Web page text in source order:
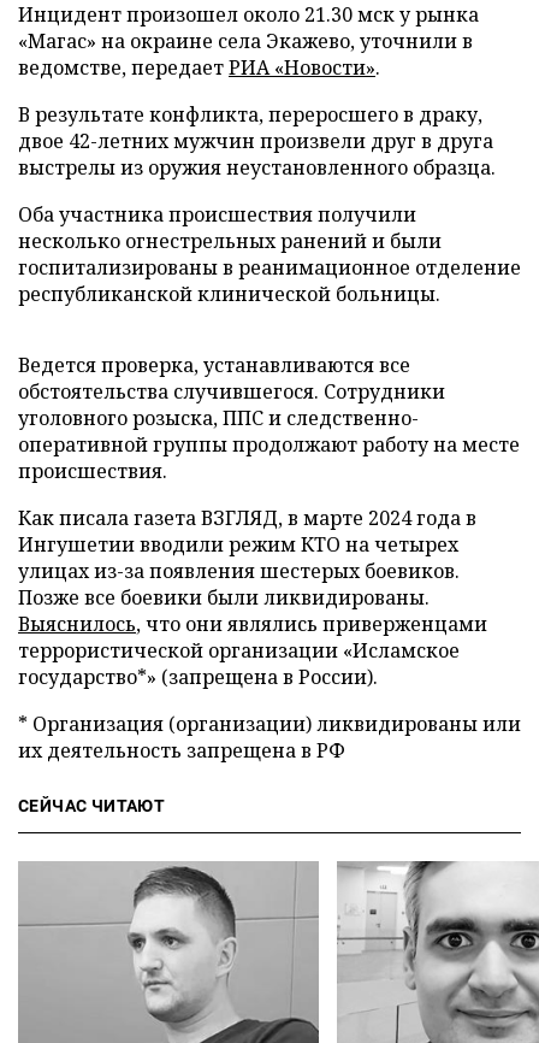
Инцидент произошел около 21.30 мск у рынка
«Магас» на окраине села Экажево, уточнили в
ведомстве, передаетРИА «Новости».
В результате конфликта, переросшего в драку,
двое 42-летних мужчин произвели друг в друга
выстрелы из оружия неустановленного образца.
Оба участника происшествия получили
несколько огнестрельных ранений и были
госпитализированы в реанимационное отделение
республиканской клинической больницы.
Ведется проверка, устанавливаются все
обстоятельства случившегося. Сотрудники
уголовного розыска, ППС и следственно-
оперативной группы продолжают работу на месте
происшествия.
Как писала газета ВЗГЛЯД, в марте 2024 года в
Ингушетии вводили режим КТО на четырех
улицах из-за появления шестерых боевиков.
Позже все боевики были ликвидированы.
Выяснилось, что они являлись приверженцами
террористической организации «Исламское
государство*» (запрещена в России).
* Организация (организации) ликвидированы или
их деятельность запрещена в РФ
СЕЙЧАС ЧИТАЮТ